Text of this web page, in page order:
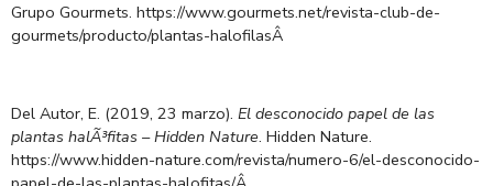
Grupo Gourmets. https://www.gourmets.net/revista-club-de-
gourmets/producto/plantas-halofilasÂ
Del Autor, E. (2019, 23 marzo). El desconocido papel de las
plantas halÃ³fitas – Hidden Nature. Hidden Nature.
https://www.hidden-nature.com/revista/numero-6/el-desconocido-